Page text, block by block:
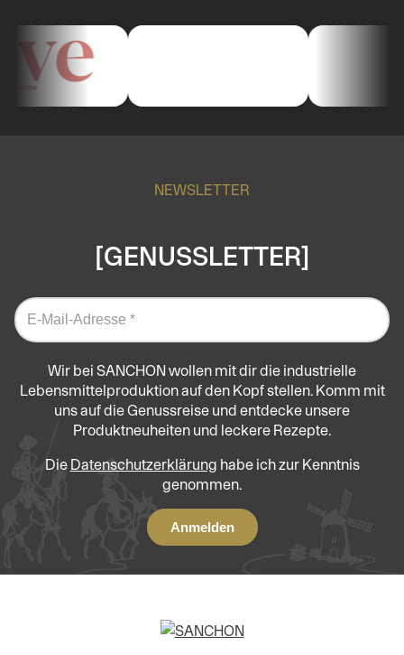
NEWSLETTER
[GENUSSLETTER]
Wir bei SANCHON wollen mit dir die industrielle
Lebensmittelproduktion auf den Kopf stellen. Komm mit
uns auf die Genussreise und entdecke unsere
Produktneuheiten und leckere Rezepte.
Die Datenschutzerklärung habe ich zur Kenntnis
genommen.